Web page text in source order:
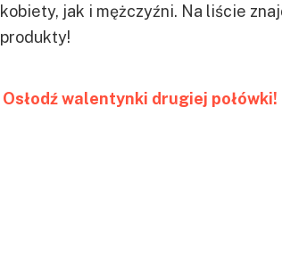
kobiety, jak i mężczyźni. Na liście
produkty!
Osłodź walentynki drugiej połówki!